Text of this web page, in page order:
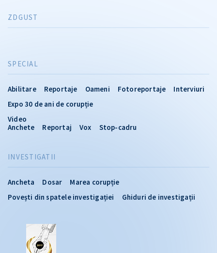
INVESTIGATII
Ancheta Dosar
Marea corupție
Povești din spatele investigației
Ghiduri de investigații
SPECIAL
Abilitare Reportaje Oameni Fotoreportaje
Interviuri
Expo 30 de ani de corupție
Video
Anchete
Reportaj Vox Stop-cadru
ZDGUST